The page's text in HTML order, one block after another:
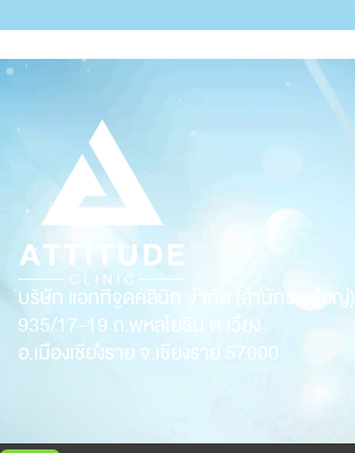
บริษัท แอททิจูดคลินิก จำกัด (สำนักงานใหญ่)
935/17-19 ถ.พหลโยธิน ต.เวียง
อ.เมืองเชียงราย จ.เชียงราย 57000